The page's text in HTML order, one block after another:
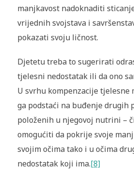
manjkavost nadoknaditi
vrijednih svojstava i
pokazati svoju ličnost.
Djetetu treba to sugerirati
tjelesni nedostatak ili da ono
U svrhu kompenzacije tjelesne
ga podstaći na buđenje drugih
položenih u njegovoj nutrini –
omogućiti da pokrije svoje
svojim očima tako i u očima
nedostatak koji ima.[8]